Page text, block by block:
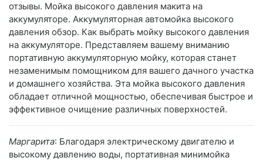
отзывы. Мойка высокого давления макита на
аккумуляторе. Аккумуляторная автомойка высокого
давления обзор. Как выбрать мойку высокого давления
на аккумуляторе. Представляем вашему вниманию
портативную аккумуляторную мойку, которая станет
незаменимым помощником для вашего дачного участка
и домашнего хозяйства. Эта мойка высокого давления
обладает отличной мощностью, обеспечивая быстрое и
эффективное очищение различных поверхностей.
Маргарита: Благодаря электрическому двигателю и
высокому давлению воды, портативная минимойка